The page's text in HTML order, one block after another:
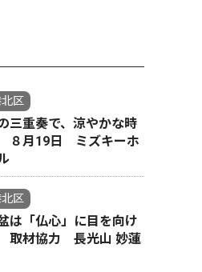
区
三重奏で、涼やかな時
８月19日 ミズキーホ
区
は「仏心」に目を向け
取材協力 長光山 妙蓮